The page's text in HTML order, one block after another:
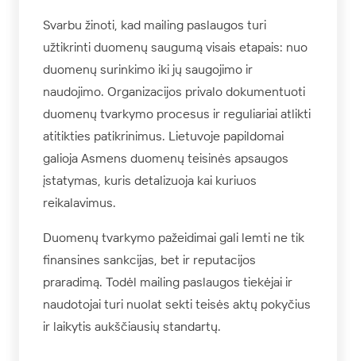
Svarbu žinoti, kad mailing paslaugos turi
užtikrinti duomenų saugumą visais etapais: nuo
duomenų surinkimo iki jų saugojimo ir
naudojimo. Organizacijos privalo dokumentuoti
duomenų tvarkymo procesus ir reguliariai atlikti
atitikties patikrinimus. Lietuvoje papildomai
galioja Asmens duomenų teisinės apsaugos
įstatymas, kuris detalizuoja kai kuriuos
reikalavimus.
Duomenų tvarkymo pažeidimai gali lemti ne tik
finansines sankcijas, bet ir reputacijos
praradimą. Todėl mailing paslaugos tiekėjai ir
naudotojai turi nuolat sekti teisės aktų pokyčius
ir laikytis aukščiausių standartų.